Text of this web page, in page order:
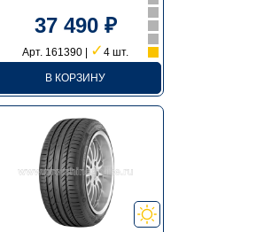
37 490 ₽
Арт. 161390 | ✓4 шт.
В КОРЗИНУ